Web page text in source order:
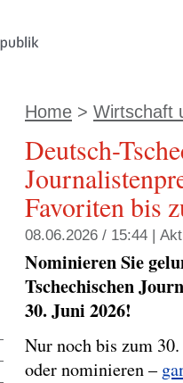
Home > Wirtschaft
Deutsch-
Favoriten bis
08.06.2026 / 15:44 |
Nominieren Sie
Tschechischen
30. Juni 2026!
Nur noch bis zum
oder nominieren –